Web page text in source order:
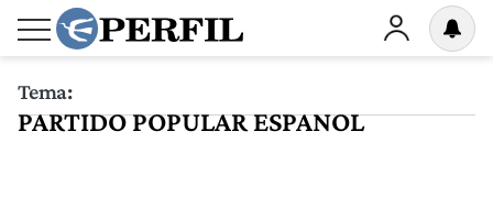
Tema:
PARTIDO POPULAR ESPANOL